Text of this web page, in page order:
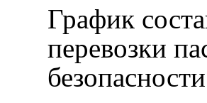
График
перевозки